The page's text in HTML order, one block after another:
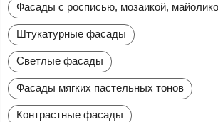
Фасады с росписью, мозаикой,
Штукатурные фасады
Светлые фасады
Фасады мягких пастельных тонов
Контрастные фасады